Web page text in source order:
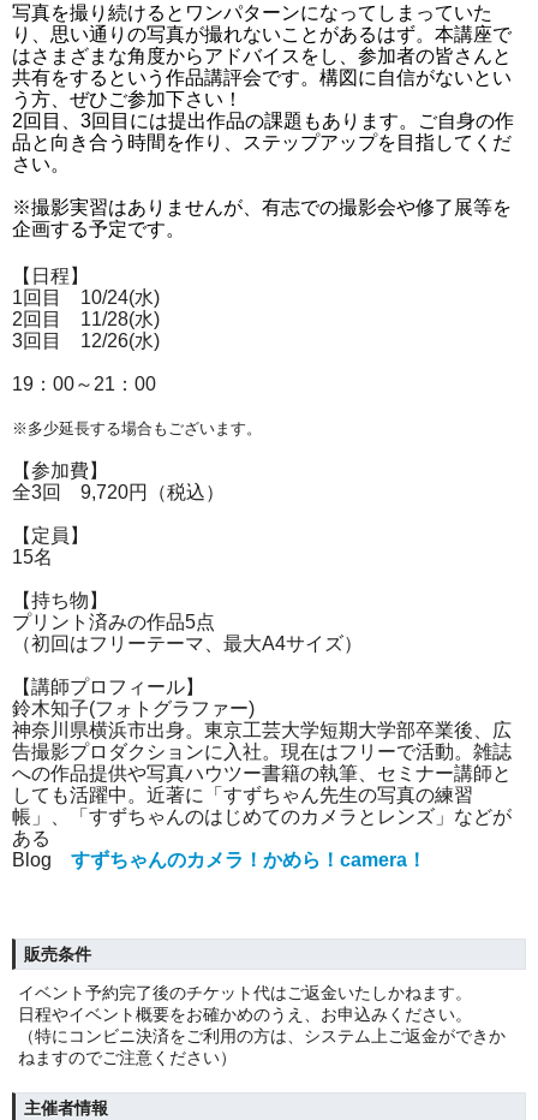
写真を撮り続けるとワンパターンになってしまっていた
り、思い通りの写真が撮れないことがあるはず。本講座で
はさまざまな角度からアドバイスをし、参加者の皆さんと
共有をするという作品講評会です。構図に自信がないとい
う方、ぜひご参加下さい！
2回目、3回目には提出作品の課題もあります。ご自身の作
品と向き合う時間を作り、ステップアップを目指してくだ
さい。
※撮影実習はありませんが、有志での撮影会や修了展等を
企画する予定です。
【日程】
1回目 10/24(水)
2回目 11/28(水)
3回目 12/26(水)
19：00～21：00
※多少延長する場合もございます。
【参加費】
全3回 9,720円（税込）
【定員】
15名
【持ち物】
プリント済みの作品5点
（初回はフリーテーマ、最大A4サイズ）
【講師プロフィール】
鈴木知子(フォトグラファー)
神奈川県横浜市出身。東京工芸大学短期大学部卒業後、広
告撮影プロダクションに入社。現在はフリーで活動。雑誌
への作品提供や写真ハウツー書籍の執筆、セミナー講師と
しても活躍中。近著に「すずちゃん先生の写真の練習
帳」、「すずちゃんのはじめてのカメラとレンズ」などが
ある
Blog すずちゃんのカメラ！かめら！camera！
販売条件
イベント予約完了後のチケット代はご返金いたしかねます。
日程やイベント概要をお確かめのうえ、お申込みください。
（特にコンビニ決済をご利用の方は、システム上ご返金ができか
ねますのでご注意ください）
主催者情報